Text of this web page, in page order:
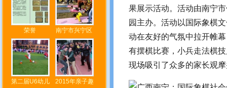
荣誉 南宁市兴宁区
第二届U6幼儿 2015年亲子趣
果展示活动。活动由南宁
园主办。活动以国际象棋
动在友好的气氛中拉开帷
有摆棋比赛，小兵走法棋
现场吸引了众多的家长观